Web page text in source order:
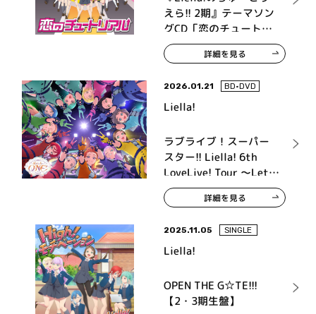
えら!! 2期』テーマソン
グCD「恋のチュートリ
アル」
詳細を見る
2026.01.21 BD•DVD
Liella!
ラブライブ！スーパー
スター!! Liella! 6th
LoveLive! Tour ～Let's
be ONE～ Blu-ray
Memorial BOX
詳細を見る
2025.11.05 SINGLE
Liella!
OPEN THE G☆TE!!!
【2・3期生盤】